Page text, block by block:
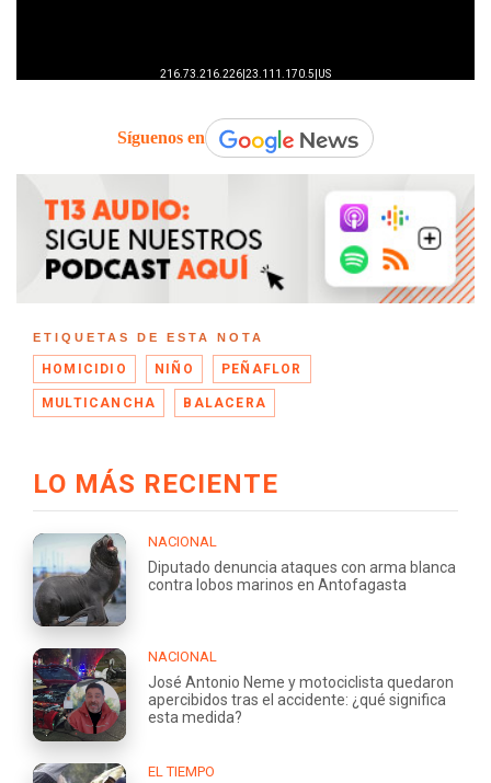
Síguenos en
ETIQUETAS DE ESTA NOTA
HOMICIDIO NIÑO PEÑAFLOR
MULTICANCHA BALACERA
LO MÁS RECIENTE
NACIONAL
Diputado denuncia ataques con arma blanca
contra lobos marinos en Antofagasta
NACIONAL
José Antonio Neme y motociclista quedaron
apercibidos tras el accidente: ¿qué significa
esta medida?
EL TIEMPO